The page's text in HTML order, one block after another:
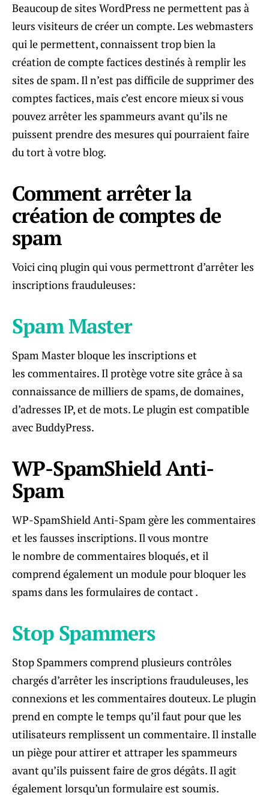
Beaucoup de sites WordPress ne permettent pas à
leurs visiteurs de créer un compte. Les webmasters
qui le permettent, connaissent trop bien la
création de compte factices destinés à remplir les
sites de spam. Il n’est pas difficile de supprimer des
comptes factices, mais c’est encore mieux si vous
pouvez arrêter les spammeurs avant qu’ils ne
puissent prendre des mesures qui pourraient faire
du tort à votre blog.
Comment arrêter la
création de comptes de
spam
Voici cinq plugin qui vous permettront d’arrêter les
inscriptions frauduleuses:
Spam Master
Spam Master bloque les inscriptions et
les commentaires. Il protège votre site grâce à sa
connaissance de milliers de spams, de domaines,
d’adresses IP, et de mots. Le plugin est compatible
avec BuddyPress.
WP-SpamShield Anti-
Spam
WP-SpamShield Anti-Spam gère les commentaires
et les fausses inscriptions. Il vous montre
le nombre de commentaires bloqués, et il
comprend également un module pour bloquer les
spams dans les formulaires de contact .
Stop Spammers
Stop Spammers comprend plusieurs contrôles
chargés d’arrêter les inscriptions frauduleuses, les
connexions et les commentaires douteux. Le plugin
prend en compte le temps qu’il faut pour que les
utilisateurs remplissent un commentaire. Il installe
un piège pour attirer et attraper les spammeurs
avant qu’ils puissent faire de gros dégâts. Il agit
également lorsqu’un formulaire est soumis.